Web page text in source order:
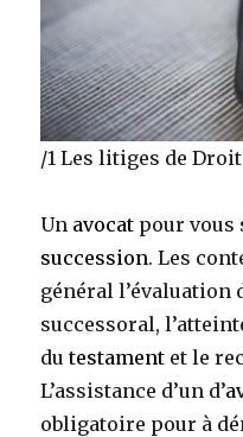
/1 Les litiges de
Un avocat pour vous
succession. Les
général l’évaluation
successoral,
dutestament et le
L’assistance d’un d’
obligatoire pour à